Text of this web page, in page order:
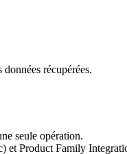
récupérées.
seule opération.
et Product Family